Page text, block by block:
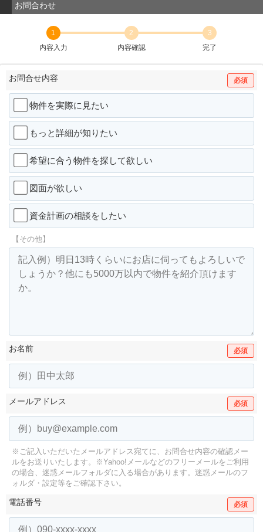
お問合わせ
1
内容入力
2
内容確認
3
完了
お問合せ内容 必須
物件を実際に見たい
もっと詳細が知りたい
希望に合う物件を探して欲しい
図面が欲しい
資金計画の相談をしたい
【その他】
お名前 必須
メールアドレス 必須
※ご記入いただいたメールアドレス宛てに、お問合せ内容の確認メー
ルをお送りいたします。
※Yahoo!メールなどのフリーメールをご利用
の場合、迷惑メールフォルダに入る場合があります。 迷惑メールのフ
ォルダ・設定等をご確認下さい。
電話番号 必須